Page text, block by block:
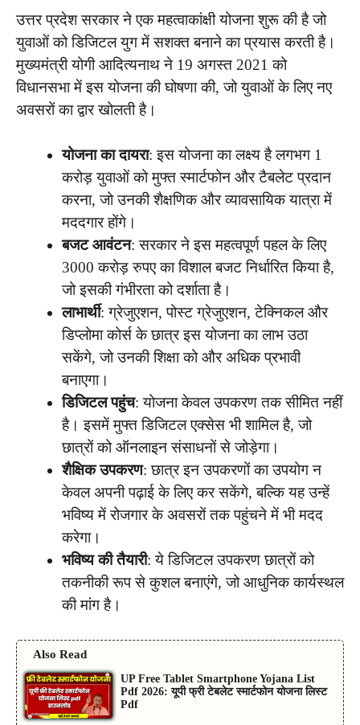
उत्तर प्रदेश सरकार ने एक महत्वाकांक्षी योजना शुरू की है जो
युवाओं को डिजिटल युग में सशक्त बनाने का प्रयास करती है।
मुख्यमंत्री योगी आदित्यनाथ ने 19 अगस्त 2021 को
विधानसभा में इस योजना की घोषणा की, जो युवाओं के लिए नए
अवसरों का द्वार खोलती है।
योजना का दायरा: इस योजना का लक्ष्य है लगभग 1
करोड़ युवाओं को मुफ्त स्मार्टफोन और टैबलेट प्रदान
करना, जो उनकी शैक्षणिक और व्यावसायिक यात्रा में
मददगार होंगे।
बजट आवंटन: सरकार ने इस महत्वपूर्ण पहल के लिए
3000 करोड़ रुपए का विशाल बजट निर्धारित किया है,
जो इसकी गंभीरता को दर्शाता है।
लाभार्थी: ग्रेजुएशन, पोस्ट ग्रेजुएशन, टेक्निकल और
डिप्लोमा कोर्स के छात्र इस योजना का लाभ उठा
सकेंगे, जो उनकी शिक्षा को और अधिक प्रभावी
बनाएगा।
डिजिटल पहुंच: योजना केवल उपकरण तक सीमित नहीं
है। इसमें मुफ्त डिजिटल एक्सेस भी शामिल है, जो
छात्रों को ऑनलाइन संसाधनों से जोड़ेगा।
शैक्षिक उपकरण: छात्र इन उपकरणों का उपयोग न
केवल अपनी पढ़ाई के लिए कर सकेंगे, बल्कि यह उन्हें
भविष्य में रोजगार के अवसरों तक पहुंचने में भी मदद
करेगा।
भविष्य की तैयारी: ये डिजिटल उपकरण छात्रों को
तकनीकी रूप से कुशल बनाएंगे, जो आधुनिक कार्यस्थल
की मांग है।
Also Read
UP Free Tablet Smartphone Yojana List
Pdf 2026: यूपी फ्री टेबलेट स्मार्टफोन योजना लिस्ट
Pdf